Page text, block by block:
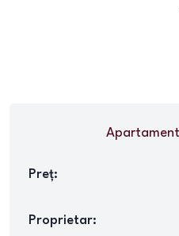
Apartament
Preț:
Proprietar: